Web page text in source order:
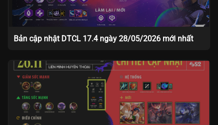
Bản cập nhật DTCL 17.4 ngày 28/05/2026 mới nhất